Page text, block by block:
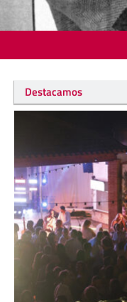
Destacamos